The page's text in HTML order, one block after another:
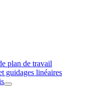
plan de travail
guidages linéaires